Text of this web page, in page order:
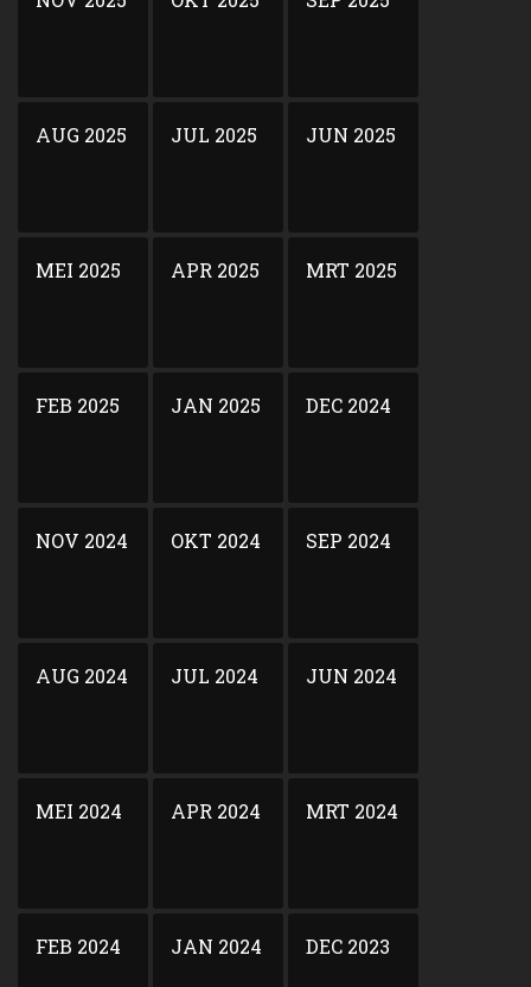
AUG 2025 JUL 2025 JUN 2025
MEI 2025 APR 2025 MRT 2025
FEB 2025 JAN 2025 DEC 2024
NOV 2024 OKT 2024 SEP 2024
AUG 2024 JUL 2024 JUN 2024
MEI 2024 APR 2024 MRT 2024
FEB 2024 JAN 2024 DEC 2023